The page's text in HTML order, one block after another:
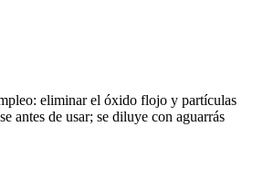
eliminar el óxido flojo y partículas
antes de usar; se diluye con aguarrás